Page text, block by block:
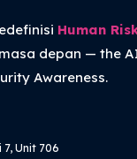
Human
depan — the
Awareness.
Unit 706